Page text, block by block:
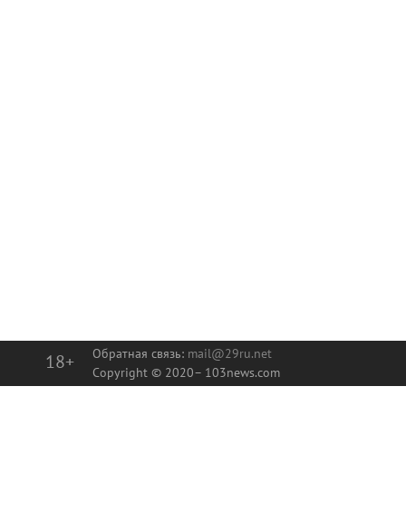
18+ Обратная связь: mail@29ru.net
Copyright © 2020– 103news.com